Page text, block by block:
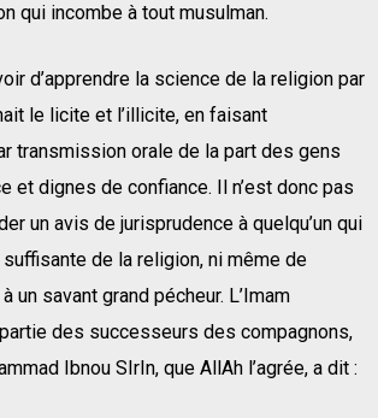
qui incombe à tout musulman.
d’apprendre la science de la religion par
le licite et l’illicite, en faisant
transmission orale de la part des gens
et dignes de confiance. Il n’est donc pas
un avis de jurisprudence à quelqu’un qui
suffisante de la religion, ni même de
un savant grand pécheur. L’Imam
des successeurs des compagnons,
Ibnou SIrIn, que AllAh l’agrée, a dit :